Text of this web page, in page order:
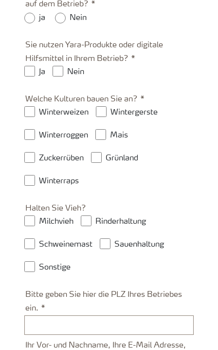
auf dem Betrieb?
ja
Nein
Sie nutzen Yara-Produkte oder digitale
Hilfsmittel in Ihrem Betrieb?
Ja
Nein
Welche Kulturen bauen Sie an?
Winterweizen
Wintergerste
Winterroggen Mais
Zuckerrüben Grünland
Winterraps
Halten Sie Vieh?
Milchvieh
Rinderhaltung
Schweinemast Sauenhaltung
Sonstige
Bitte geben Sie hier die PLZ Ihres Betriebes
ein.
Ihr Vor- und Nachname, Ihre E-Mail Adresse,